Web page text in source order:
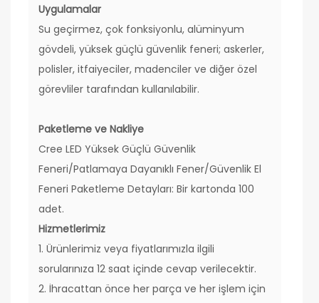
Uygulamalar
Su geçirmez, çok fonksiyonlu, alüminyum
gövdeli, yüksek güçlü güvenlik feneri; askerler,
polisler, itfaiyeciler, madenciler ve diğer özel
görevliler tarafından kullanılabilir.
Paketleme ve Nakliye
Cree LED Yüksek Güçlü Güvenlik
Feneri/Patlamaya Dayanıklı Fener/Güvenlik El
Feneri Paketleme Detayları: Bir kartonda 100
adet.
Hizmetlerimiz
1. Ürünlerimiz veya fiyatlarımızla ilgili
sorularınıza 12 saat içinde cevap verilecektir.
2. İhracattan önce her parça ve her işlem için